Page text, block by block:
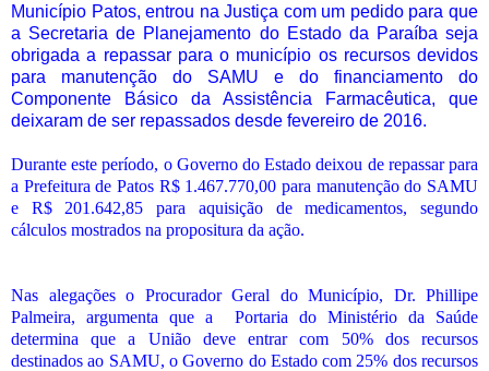
Município Patos, entrou na Justiça com um pedido para que
a Secretaria de Planejamento do Estado da Paraíba seja
obrigada a repassar para o município os recursos devidos
para manutenção do SAMU e do financiamento do
Componente Básico da Assistência Farmacêutica, que
deixaram de ser repassados desde fevereiro de 2016.
Durante este período, o Governo do Estado deixou de repassar para
a Prefeitura de Patos R$ 1.467.770,00 para manutenção do SAMU
e R$ 201.642,85 para aquisição de medicamentos, segundo
cálculos mostrados na propositura da ação.
Nas alegações o Procurador Geral do Município, Dr. Phillipe
Palmeira, argumenta que a Portaria do Ministério da Saúde
determina que a União deve entrar com 50% dos recursos
destinados ao SAMU, o Governo do Estado com 25% dos recursos